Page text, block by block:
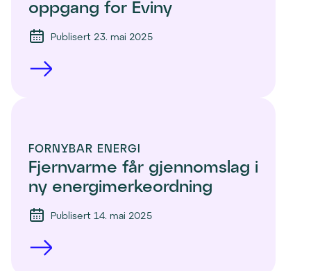
oppgang for Eviny
Publisert 23. mai 2025
FORNYBAR ENERGI
Fjernvarme får gjennomslag i
ny energimerkeordning
Publisert 14. mai 2025